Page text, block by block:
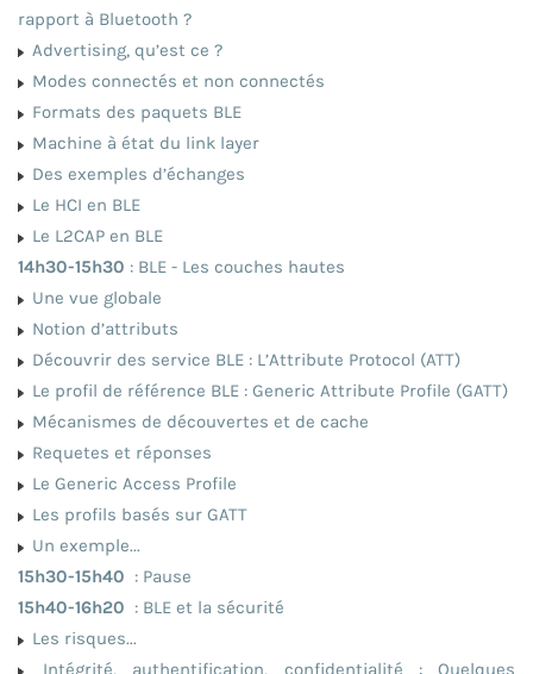
rapport à Bluetooth ?
Advertising, qu’est ce ?
Modes connectés et non connectés
Formats des paquets BLE
Machine à état du link layer
Des exemples d’échanges
Le HCI en BLE
Le L2CAP en BLE
14h30-15h30 : BLE - Les couches hautes
Une vue globale
Notion d’attributs
Découvrir des service BLE : L’Attribute Protocol (ATT)
Le profil de référence BLE : Generic Attribute Profile (GATT)
Mécanismes de découvertes et de cache
Requetes et réponses
Le Generic Access Profile
Les profils basés sur GATT
Un exemple...
15h30-15h40 : Pause
15h40-16h20 : BLE et la sécurité
Les risques...
Intégrité, authentification, confidentialité : Quelques